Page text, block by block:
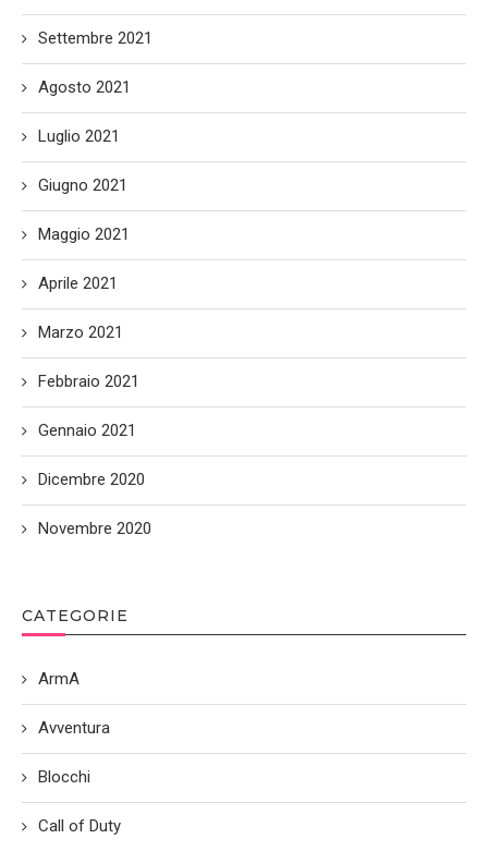
Settembre 2021
Agosto 2021
Luglio 2021
Giugno 2021
Maggio 2021
Aprile 2021
Marzo 2021
Febbraio 2021
Gennaio 2021
Dicembre 2020
Novembre 2020
CATEGORIE
ArmA
Avventura
Blocchi
Call of Duty